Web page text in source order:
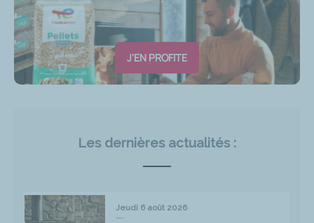
J'EN PROFITE
Les dernières actualités :
Jeudi 6 août 2026